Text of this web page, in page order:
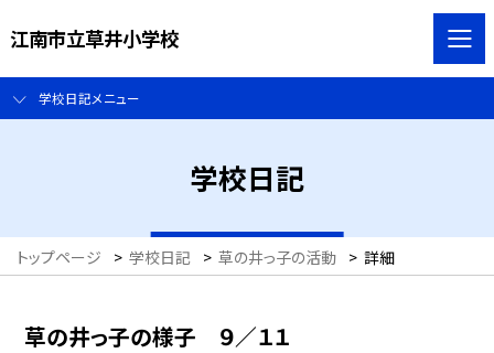
江南市立草井小学校
学校日記メニュー
学校日記
トップページ > 学校日記 > 草の井っ子の活動 > 詳細
草の井っ子の様子 ９／１１